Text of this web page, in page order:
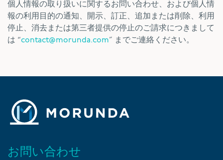
個人情報の取り扱いに関するお問い合わせ、および個人情
報の利用目的の通知、開示、訂正、追加または削除、利用
停止、消去または第三者提供の停止のご請求につきまして
は “contact@morunda.com” までご連絡ください。
お問い合わせ